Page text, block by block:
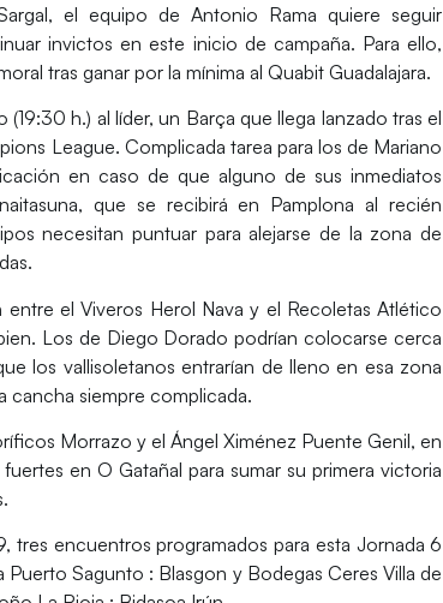
el equipo de Antonio Rama quiere seguir
invictos en este inicio de campaña. Para ello,
tras ganar por la mínima al Quabit Guadalajara.
(19:30 h.) al líder, un Barça que llega lanzado tras el
League. Complicada tarea para los de Mariano
en caso de que alguno de sus inmediatos
, que se recibirá en Pamplona al recién
necesitan puntuar para alejarse de la zona de
entre elViveros Herol Navay el Recoletas Atlético
Los de Diego Dorado podrían colocarse cerca
los vallisoletanos entrarían de lleno en esa zona
cancha siempre complicada.
Morrazo y elÁngel Ximénez Puente Genil, en
en O Gatañal para sumar su primera victoria
tres encuentros programados para esta Jornada 6
Puerto Sagunto : Blasgon y Bodegas Ceres Villa de